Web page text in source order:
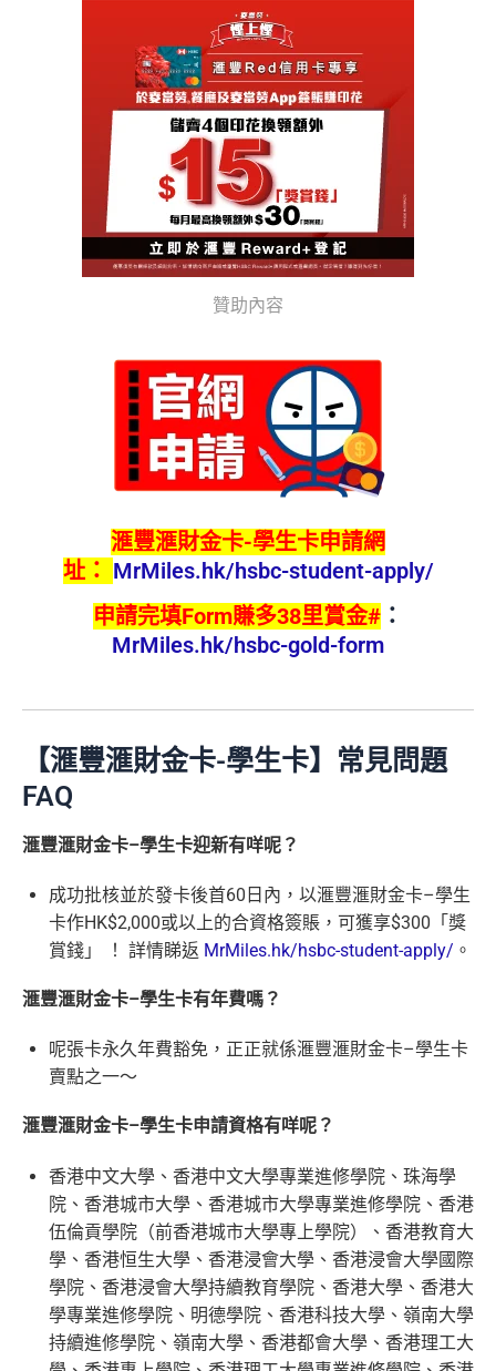
贊助內容
滙豐滙財金卡-學生卡申請網
址： MrMiles.hk/hsbc-student-apply/
申請完填Form賺多38里賞金# ：
MrMiles.hk/hsbc-gold-form
【滙豐滙財金卡-學生卡】常見問題
FAQ
滙豐滙財金卡–學生卡迎新有咩呢？
成功批核並於發卡後首60 日內，以滙豐滙財金卡–學生
卡作HK$2,000或以上的合資格簽賬，可獲享$300 「獎
賞錢」
！ 詳情睇返 MrMiles.hk/hsbc-student-apply/ 。
滙豐滙財金卡–學生卡有年費嗎？
呢張卡永久年費豁免，正正就係滙豐滙財金卡–學生卡
賣點之一～
滙豐滙財金卡–學生卡申請資格有咩呢？
香港中文大學、香港中文大學專業進修學院、珠海學
院、香港城市大學、香港城市大學專業進修學院、香港
伍倫貢學院（前香港城市大學專上學院）、香港教育大
學、香港恒生大學、香港浸會大學、香港浸會大學國際
學院、香港浸會大學持續教育學院、香港大學、香港大
學專業進修學院、明德學院、香港科技大學、嶺南大學
持續進修學院、嶺南大學、香港都會大學、香港理工大